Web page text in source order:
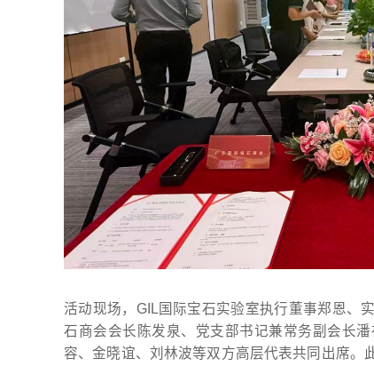
活动现场，GIL国际宝石实验室执行董事郑恩、
石商会会长陈发泉、党支部书记兼常务副会长
容、金晓谊、刘林波等双方高层代表共同出席。